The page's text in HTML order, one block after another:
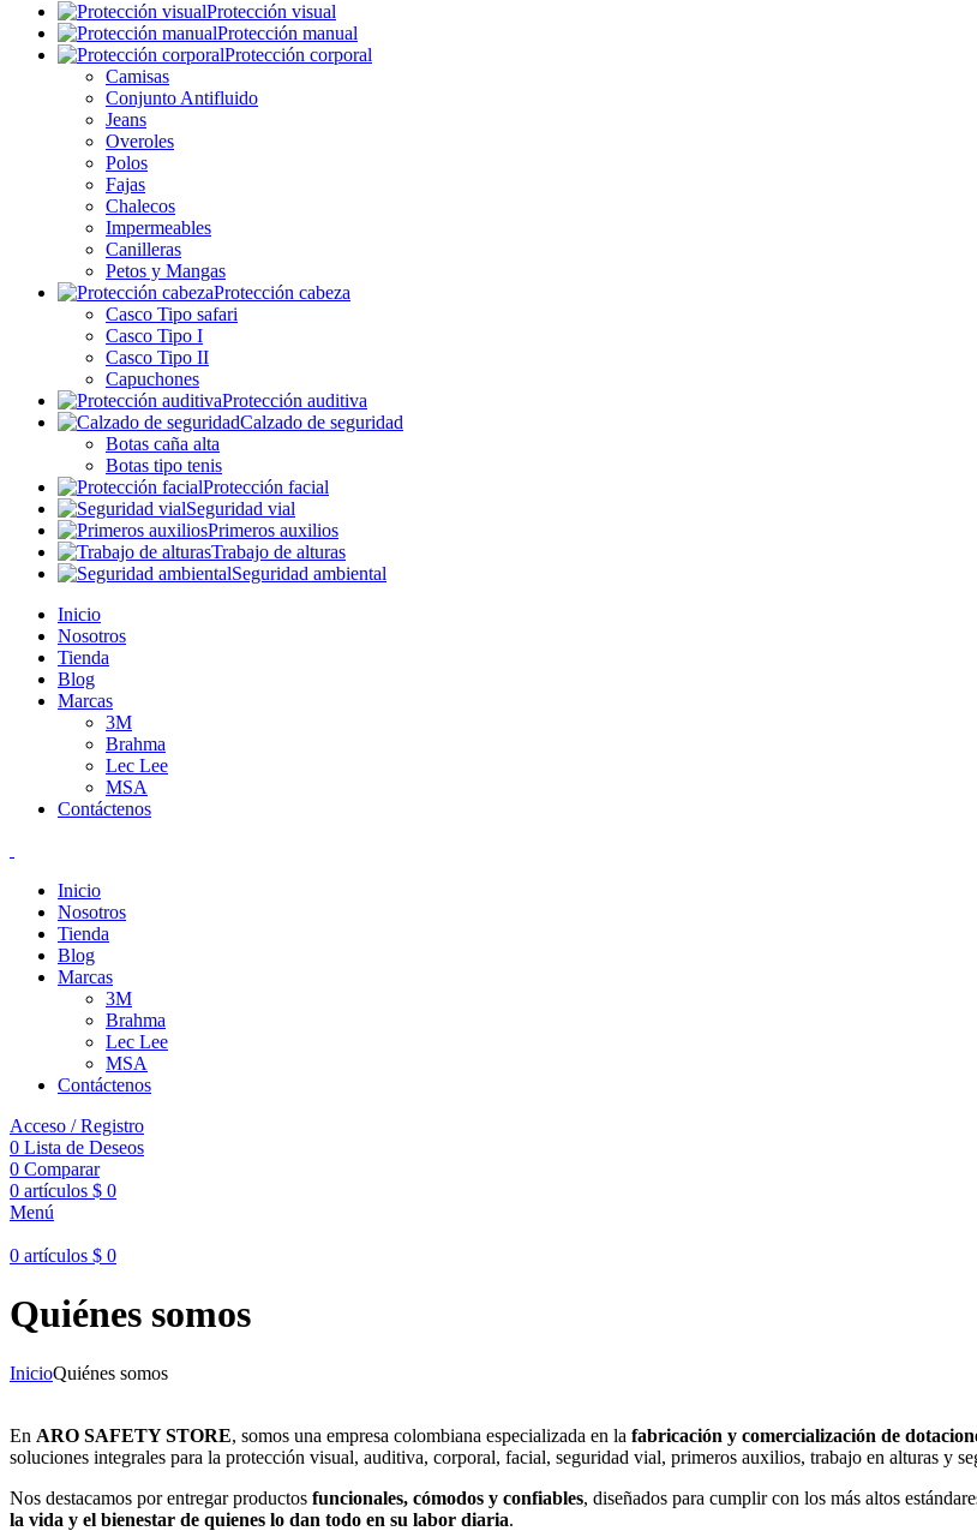
Protección visual
Protección manual
Protección corporal
Camisas
Conjunto Antifluido
Jeans
Overoles
Polos
Fajas
Chalecos
Impermeables
Canilleras
Petos y Mangas
Protección cabeza
Casco Tipo safari
Casco Tipo I
Casco Tipo II
Capuchones
Protección auditiva
Calzado de seguridad
Botas caña alta
Botas tipo tenis
Protección facial
Seguridad vial
Primeros auxilios
Trabajo de alturas
Seguridad ambiental
Inicio
Nosotros
Tienda
Blog
Marcas
3M
Brahma
Lec Lee
MSA
Contáctenos
Inicio
Nosotros
Tienda
Blog
Marcas
3M
Brahma
Lec Lee
MSA
Contáctenos
Acceso / Registro
0 Lista de Deseos
0 Comparar
0 artículos $ 0
Menú
0 artículos $ 0
Quiénes somos
InicioQuiénes somos
En ARO SAFETY STORE, somos una empresa colombiana especializada en la fabricación y comercialización de
soluciones integrales para la protección visual, auditiva, corporal, facial, seguridad vial, primeros auxilios, trabajo en alturas y
Nos destacamos por entregar productos funcionales, cómodos y confiables, diseñados para cumplir con los más altos
la vida y el bienestar de quienes lo dan todo en su labor diaria.